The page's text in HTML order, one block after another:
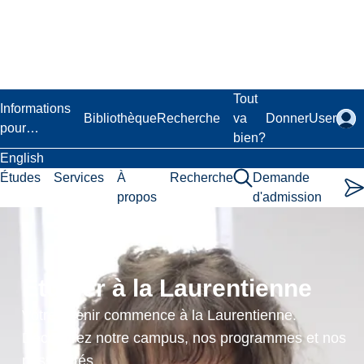
Informations
pour…
BibliothèqueRecherche
Tout
va
bien?
DonnerUser
English
Études
Services
À
propos
Recherche
Demande
d'admission
Étudier à la Laurentienne
Votre avenir commence à la Laurentienne.
Découvrez notre campus, nos programmes et nos
possibilités.
Collation